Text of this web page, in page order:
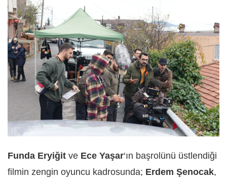
Funda Eryiğit ve Ece Yaşar‘ın başrolünü üstlendiği
filmin zengin oyuncu kadrosunda; Erdem Şenocak,